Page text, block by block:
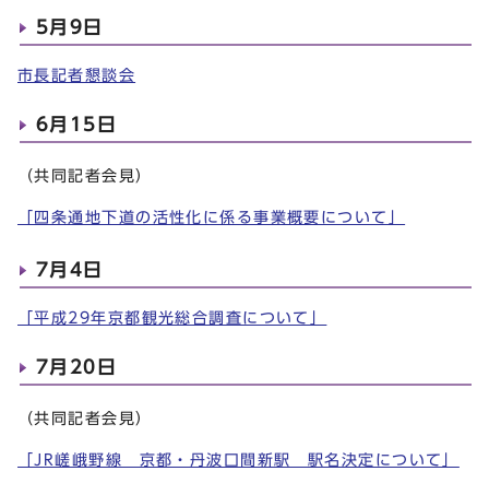
5月9日
市長記者懇談会
6月15日
（共同記者会見）
「四条通地下道の活性化に係る事業概要について」
7月4日
「平成29年京都観光総合調査について」
7月20日
（共同記者会見）
「JR嵯峨野線 京都・丹波口間新駅 駅名決定について」